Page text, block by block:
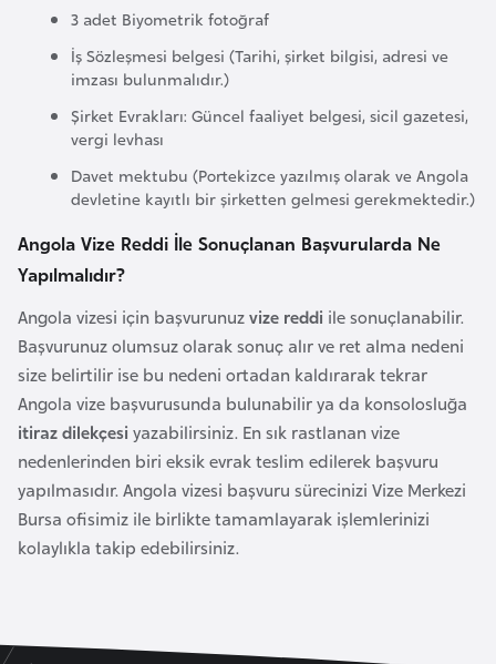
3 adet Biyometrik fotoğraf
İş Sözleşmesi belgesi (Tarihi, şirket bilgisi, adresi ve
imzası bulunmalıdır.)
Şirket Evrakları: Güncel faaliyet belgesi, sicil gazetesi,
vergi levhası
Davet mektubu (Portekizce yazılmış olarak ve Angola
devletine kayıtlı bir şirketten gelmesi gerekmektedir.)
Angola Vize Reddi İle Sonuçlanan Başvurularda Ne
Yapılmalıdır?
Angola vizesi için başvurunuzvize reddi ile sonuçlanabilir.
Başvurunuz olumsuz olarak sonuç alır ve ret alma nedeni
size belirtilir ise bu nedeni ortadan kaldırarak tekrar
Angola vize başvurusunda bulunabilir ya da konsolosluğa
itiraz dilekçesi yazabilirsiniz. En sık rastlanan vize
nedenlerinden biri eksik evrak teslim edilerek başvuru
yapılmasıdır. Angola vizesi başvuru sürecinizi Vize Merkezi
Bursa ofisimiz ile birlikte tamamlayarak işlemlerinizi
kolaylıkla takip edebilirsiniz.
o
B
u
l
g
a
r
i
s
t